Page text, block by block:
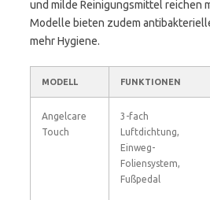
und milde Reinigungsmittel reichen
Modelle bieten zudem
mehr Hygiene.
MODELL FUNKTIONEN
Angelcare
Touch
3-fach
Luftdichtung,
Einweg-
Foliensystem,
Fußpedal